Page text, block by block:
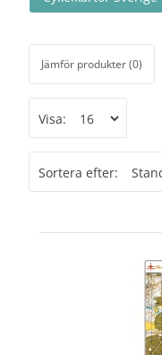
Jämför produkter (0)
Visa:
Sortera efter: